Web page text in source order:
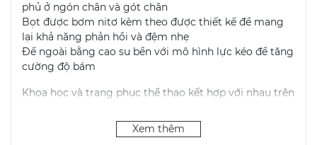
phủ ở ngón chân và gót chân
Bọt được bơm nitơ kèm theo được thiết kế để mang
lại khả năng phản hồi và đệm nhẹ
Đế ngoài bằng cao su bền với mô hình lực kéo để tăng
cường độ bám
Khoa học và trang phục thể thao kết hợp với nhau trên
nam, được thiết kế với kỹ thuật chính xác của dòng
chạy hiệu suất của Puma nhưng hướng đến tốc độ
Xem thêm